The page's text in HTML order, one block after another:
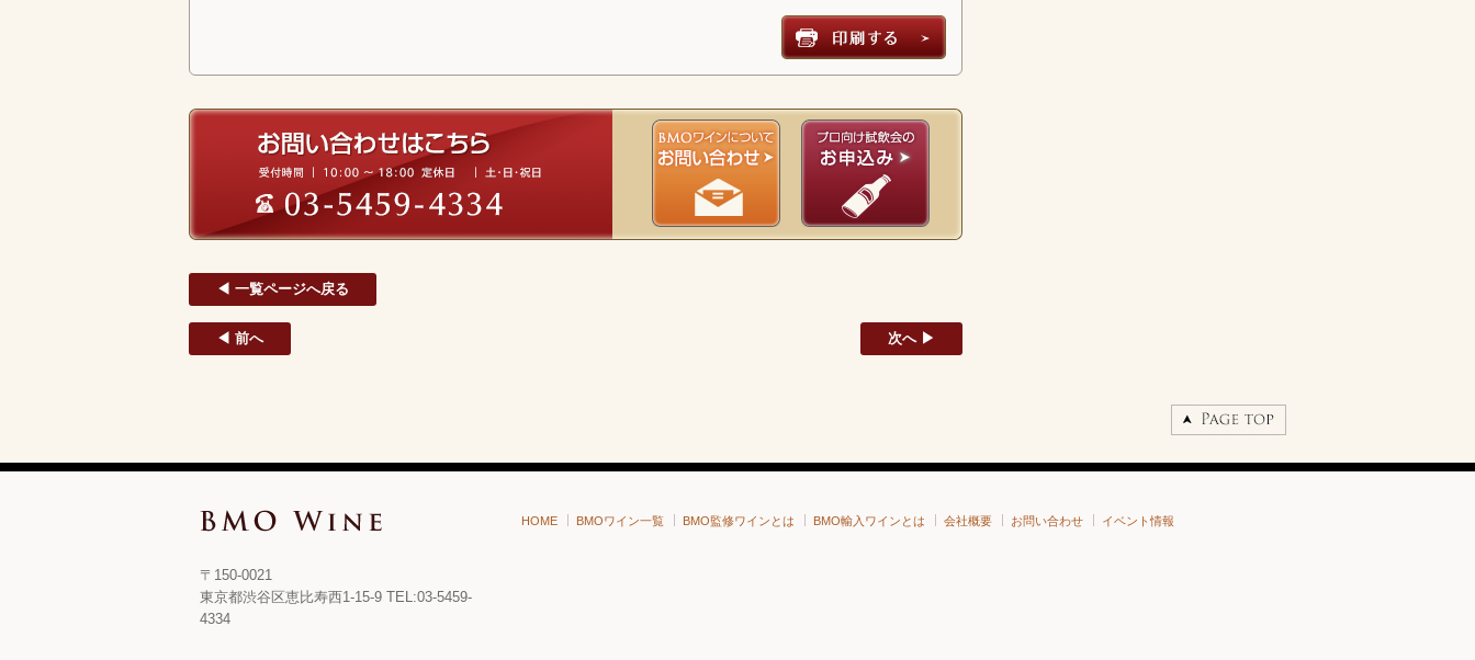
◀ 一覧ページへ戻る
◀ 前へ 次へ ▶
〒150-0021
東京都渋谷区恵比寿西1-15-9 TEL:03-5459-
4334
HOME BMOワイン一覧 BMO監修ワインとは BMO輸入ワインとは 会社概要 お問い合わせ イベント情報